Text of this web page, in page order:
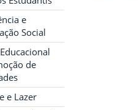
e
Social
de
e Lazer